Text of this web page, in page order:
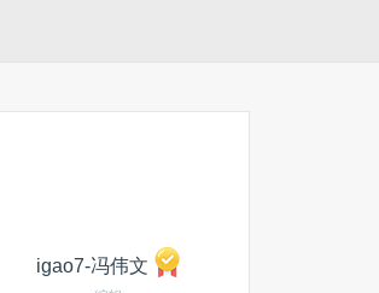
igao7-冯伟文